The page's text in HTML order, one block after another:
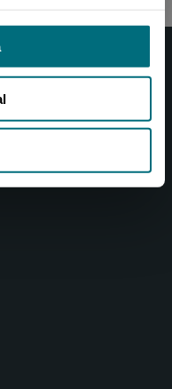
och möjligheter för
Studentlitteratur.